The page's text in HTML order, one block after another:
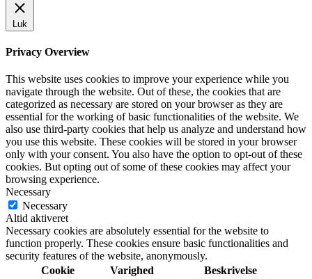
Luk
Privacy Overview
This website uses cookies to improve your experience while you
navigate through the website. Out of these, the cookies that are
categorized as necessary are stored on your browser as they are
essential for the working of basic functionalities of the website. We
also use third-party cookies that help us analyze and understand how
you use this website. These cookies will be stored in your browser
only with your consent. You also have the option to opt-out of these
cookies. But opting out of some of these cookies may affect your
browsing experience.
Necessary
Necessary
Altid aktiveret
Necessary cookies are absolutely essential for the website to
function properly. These cookies ensure basic functionalities and
security features of the website, anonymously.
Cookie
Varighed Beskrivelse